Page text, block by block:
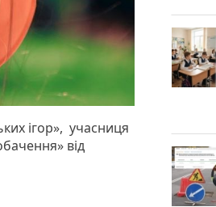
ігор», учасниця
від